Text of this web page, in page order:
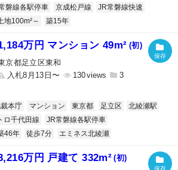
磐線各駅停車 京成松戸線
JR常磐線快速
地100m²～ 築15年
万円 マンション 49m² (初)
京都足立区東和
入札8月13日〜
130 3
本庁 マンション 東京都 足立区
北綾瀬駅
ロ千代田線
JR常磐線各駅停車
46年 徒歩7分 エミネス北綾瀬
万円 戸建て 332m² (初)